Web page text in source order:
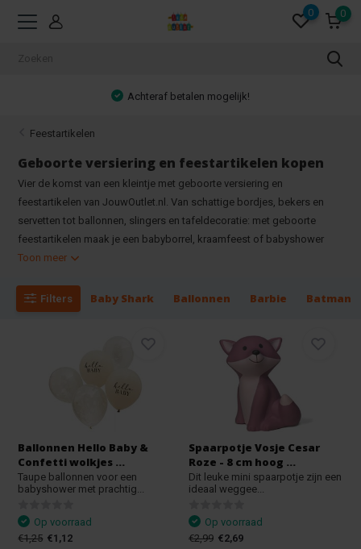
0 0
Achteraf betalen mogelijk!
Feestartikelen
Geboorte versiering en feestartikelen kopen
Vier de komst van een kleintje met geboorte versiering en
feestartikelen van JouwOutlet.nl. Van schattige bordjes, bekers en
servetten tot ballonnen, slingers en tafeldecoratie: met geboorte
feestartikelen maak je een babyborrel, kraamfeest of babyshower
Toon meer
Filters Baby Shark Ballonnen Barbie Batman
Ballonnen Hello Baby &
Confetti wolkjes ...
Taupe ballonnen voor een
babyshower met prachtig...
Op voorraad
€1,25 €1,12
Spaarpotje Vosje Cesar
Roze - 8 cm hoog ...
Dit leuke mini spaarpotje zijn een
ideaal weggee...
Op voorraad
€2,99 €2,69